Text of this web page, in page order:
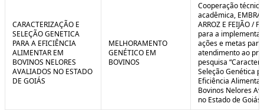
o
n
l
t
r
r
CARACTERIZAÇÃO E
SELEÇÃO GENETICA
PARA A EFICIÊNCIA
ALIMENTAR EM
BOVINOS NELORES
AVALIADOS NO ESTADO
DE GOIÁS
MELHORAMENTO
GENÉTICO EM
BOVINOS
Cooperação
acadêmica,
ARROZ E FEIJÃO /
para a
ações e metas
atendimento ao
pesquisa
Seleção Genética
Eficiência
Bovinos Nelores
no Estado de